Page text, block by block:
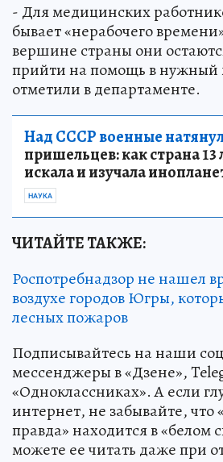
- Для медицинских
бывает «нерабочего
вершине страны они
прийти на помощь в нужный
отметили в департаменте.
Над СССР военные
пришельцев: как страна 13
искала и изучала
НАУКА
ЧИТАЙТЕ ТАКЖЕ:
Роспотребнадзор не нашел
воздухе городов Югры,
лесных пожаров
Подписывайтесь на наши
мессенджеры в «Дзене»,
«Одноклассниках». А если
интернет, не забывайте, что
правда» находится в «белом
можете ее читать даже при